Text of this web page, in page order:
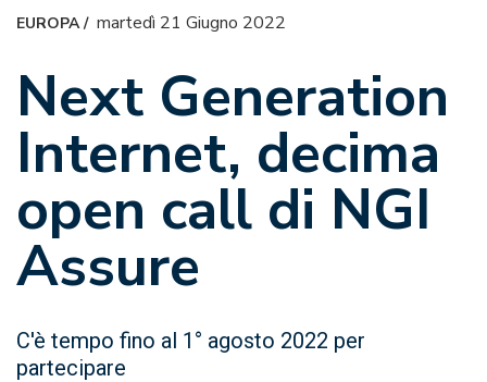
EUROPA/ martedì 21 Giugno 2022
Next Generation
Internet, decima
open call di NGI
Assure
C'è tempo fino al 1° agosto 2022 per
partecipare